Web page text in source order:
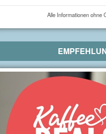
Alle Informationen ohne